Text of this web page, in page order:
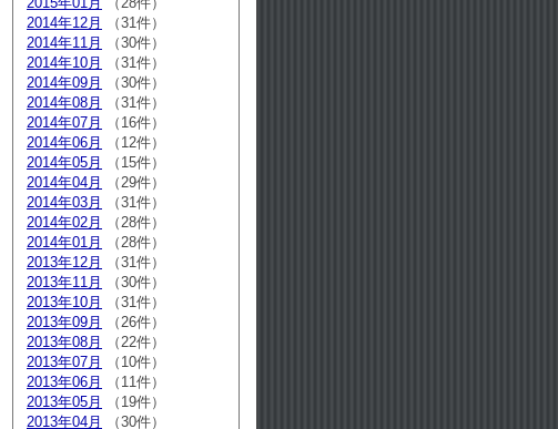
2014年12月
（31件）
2014年11月
（30件）
2014年10月
（31件）
2014年09月
（30件）
2014年08月
（31件）
2014年07月
（16件）
2014年06月
（12件）
2014年05月
（15件）
2014年04月
（29件）
2014年03月
（31件）
2014年02月
（28件）
2014年01月
（28件）
2013年12月
（31件）
2013年11月
（30件）
2013年10月
（31件）
2013年09月
（26件）
2013年08月
（22件）
2013年07月
（10件）
2013年06月
（11件）
2013年05月
（19件）
2013年04月
（30件）